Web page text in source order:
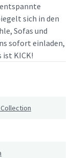
sich in den
Sofas und
sofort einladen,
ist KICK!